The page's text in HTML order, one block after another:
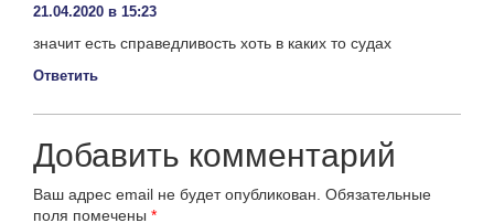
21.04.2020 в 15:23
значит есть справедливость хоть в каких то судах
Ответить
Добавить комментарий
Ваш адрес email не будет опубликован. Обязательные
поля помечены *